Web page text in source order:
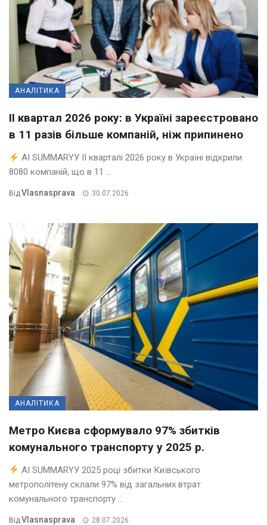
АНАЛІТИКА
II квартал 2026 року: в Україні зареєстровано
в 11 разів більше компаній, ніж припинено
AI SUMMARYУ ІІ кварталі 2026 року в Україні відкрили
8080 компаній, що в 11 ...
ВідVlasnasprava 30.07.2026
АНАЛІТИКА
Метро Києва сформувало 97% збитків
комунального транспорту у 2025 р.
AI SUMMARYУ 2025 році збитки Київського
метрополітену склали 97% від загальних втрат
комунального транспорту ...
ВідVlasnasprava 28.07.2026